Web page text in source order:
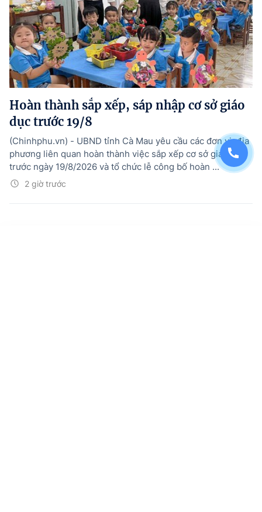
Hoàn thành sắp xếp, sáp nhập cơ sở giáo
dục trước 19/8
2 giờ trước
(Chinhphu.vn) - UBND tỉnh Cà Mau yêu cầu các đơn vị, địa
phương liên quan hoàn thành việc sắp xếp cơ sở giáo dục
trước ngày 19/8/2026 và tổ chức lễ công bố hoàn ...